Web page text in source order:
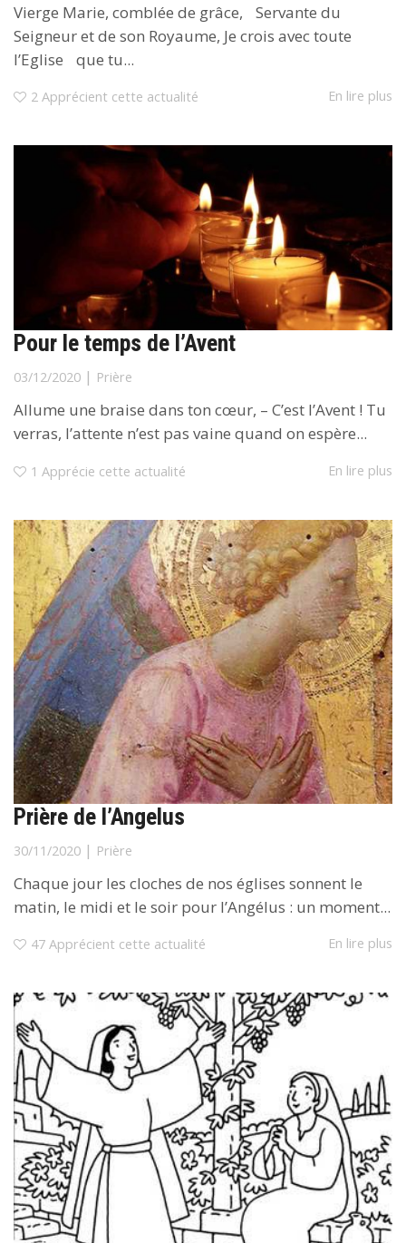
Vierge Marie, comblée de grâce, Servante du
Seigneur et de son Royaume, Je crois avec toute
l’Eglise que tu...
2 Apprécient cette actualité En lire plus
Pour le temps de l’Avent
03/12/2020 | Prière
Allume une braise dans ton cœur, – C’est l’Avent ! Tu
verras, l’attente n’est pas vaine quand on espère...
1 Apprécie cette actualité En lire plus
Prière de l’Angelus
30/11/2020 | Prière
Chaque jour les cloches de nos églises sonnent le
matin, le midi et le soir pour l’Angélus : un moment...
47 Apprécient cette actualité En lire plus